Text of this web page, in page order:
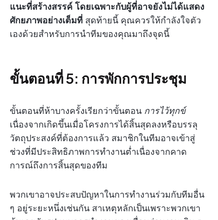
แนะที่สร้างสรรค์ โดยเฉพาะกับผู้ที่อาจยังไม่ได้แสดง
ศักยภาพอย่างเต็มที่ สุดท้ายนี้ คุณควรให้กำลังใจตัว
เองด้วยสำหรับการนำทีมของคุณมาถึงจุดนี้
ขั้นตอนที่ 5: การพักการประชุม
ขั้นตอนที่ห้าบางครั้งเรียกว่าขั้นตอน การไว้ทุกข์
เนื่องจากเกิดขึ้นเมื่อโครงการได้สิ้นสุดลงหรือบรรลุ
วัตถุประสงค์ที่ต้องการแล้ว สมาชิกในทีมอาจเข้าสู่
ช่วงที่มีประสิทธิภาพการทำงานต่ำเนื่องจากคาด
การณ์ถึงการสิ้นสุดของทีม
พวกเขาอาจประสบปัญหาในการทำงานร่วมกับทีมอื่น
ๆ อยู่ระยะหนึ่งเช่นกัน สาเหตุหลักเป็นเพราะพวกเขา